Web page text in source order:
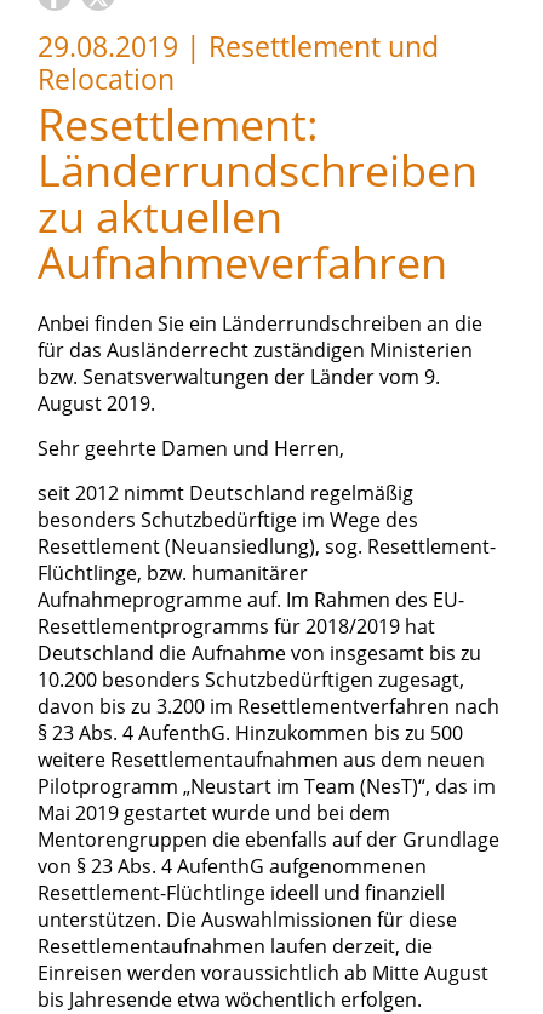
29.08.2019 | Resettlement und
Relocation
Resettlement:
Länderrundschreiben
zu aktuellen
Aufnahmeverfahren
Anbei finden Sie ein Länderrundschreiben an die
für das Ausländerrecht zuständigen Ministerien
bzw. Senatsverwaltungen der Länder vom 9.
August 2019.
Sehr geehrte Damen und Herren,
seit 2012 nimmt Deutschland regelmäßig
besonders Schutzbedürftige im Wege des
Resettlement (Neuansiedlung), sog. Resettlement-
Flüchtlinge, bzw. humanitärer
Aufnahmeprogramme auf. Im Rahmen des EU-
Resettlementprogramms für 2018/2019 hat
Deutschland die Aufnahme von insgesamt bis zu
10.200 besonders Schutzbedürftigen zugesagt,
davon bis zu 3.200 im Resettlementverfahren nach
§ 23 Abs. 4 AufenthG. Hinzukommen bis zu 500
weitere Resettlementaufnahmen aus dem neuen
Pilotprogramm „Neustart im Team (NesT)“, das im
Mai 2019 gestartet wurde und bei dem
Mentorengruppen die ebenfalls auf der Grundlage
von § 23 Abs. 4 AufenthG aufgenommenen
Resettlement-Flüchtlinge ideell und finanziell
unterstützen. Die Auswahlmissionen für diese
Resettlementaufnahmen laufen derzeit, die
Einreisen werden voraussichtlich ab Mitte August
bis Jahresende etwa wöchentlich erfolgen.